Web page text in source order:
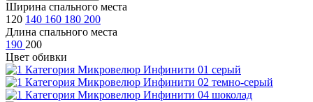
Ширина спального места
120 140 160 180 200
Длина спального места
190 200
Цвет обивки